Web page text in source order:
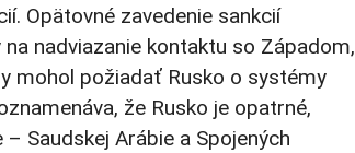
Opätovné zavedenie sankcií
nadviazanie kontaktu so Západom,
mohol požiadať Rusko o systémy
že Rusko je opatrné,
Saudskej Arábie a Spojených